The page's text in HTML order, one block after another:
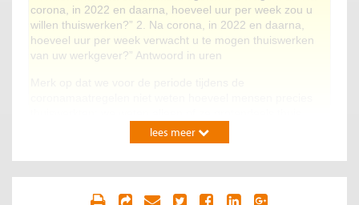
corona, in 2022 en daarna, hoeveel uur per week zou u
willen thuiswerken?” 2. Na corona, in 2022 en daarna,
hoeveel uur per week verwacht u te mogen thuiswerken
van uw werkgever?” Antwoord in uren
werkten. Voor de periode voor en na corona weten we
hoeveel uren ze daadwerkelijk thuiswerkten (voor corona)
en willen thuiswerken (na corona) en verwachten te
lees meer